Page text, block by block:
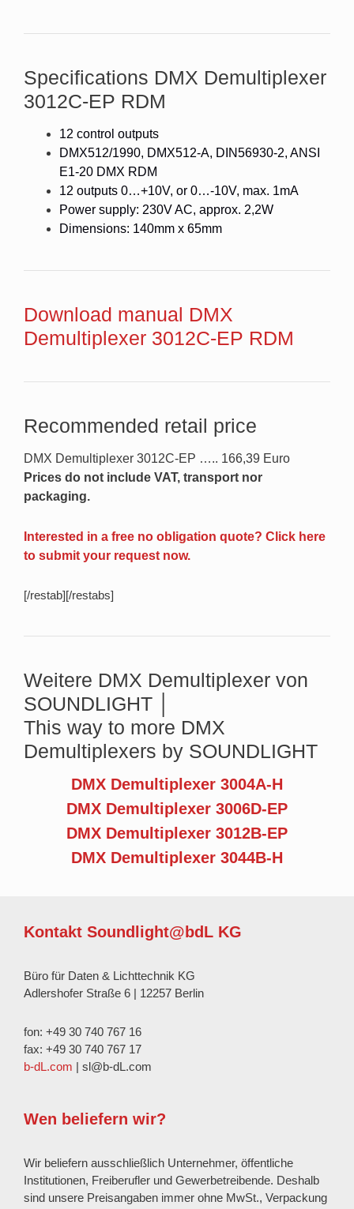
Specifications DMX Demultiplexer
3012C-EP RDM
12 control outputs
DMX512/1990, DMX512-A, DIN56930-2, ANSI
E1-20 DMX RDM
12 outputs 0…+10V, or 0…-10V, max. 1mA
Power supply: 230V AC, approx. 2,2W
Dimensions: 140mm x 65mm
Download manual DMX
Demultiplexer 3012C-EP RDM
Recommended retail price
DMX Demultiplexer 3012C-EP ….. 166,39 Euro
Prices do not include VAT, transport nor
packaging.
Interested in a free no obligation quote? Click here
to submit your request now.
[/restab][/restabs]
Weitere DMX Demultiplexer von
SOUNDLIGHT │
This way to more DMX
Demultiplexers by SOUNDLIGHT
DMX Demultiplexer 3004A-H
DMX Demultiplexer 3006D-EP
DMX Demultiplexer 3012B-EP
DMX Demultiplexer 3044B-H
Kontakt Soundlight@bdL KG
Büro für Daten & Lichttechnik KG
Adlershofer Straße 6 | 12257 Berlin
fon: +49 30 740 767 16
fax: +49 30 740 767 17
b-dL.com | sl@b-dL.com
Wen beliefern wir?
Wir beliefern ausschließlich Unternehmer, öffentliche
Institutionen, Freiberufler und Gewerbetreibende. Deshalb
sind unsere Preisangaben immer ohne MwSt., Verpackung